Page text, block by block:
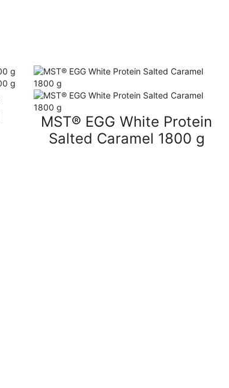
MST® EGG White Protein
Salted Caramel 1800 g